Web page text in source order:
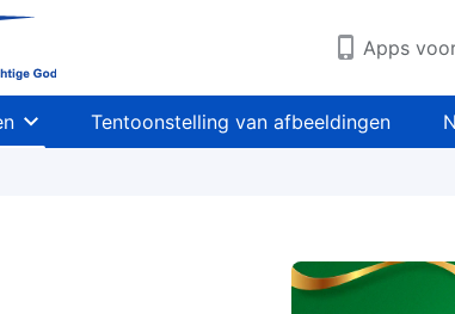
Apps
Tentoonstelling van afbeeldingen